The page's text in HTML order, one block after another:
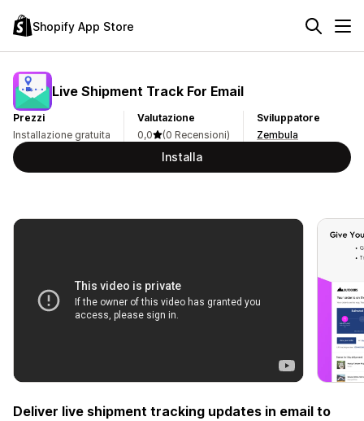
Shopify App Store
Live Shipment Track For Email
Prezzi
Installazione gratuita
Valutazione
0,0
(0 Recensioni)
Sviluppatore
Zembula
Installa
Deliver live shipment tracking updates in email to